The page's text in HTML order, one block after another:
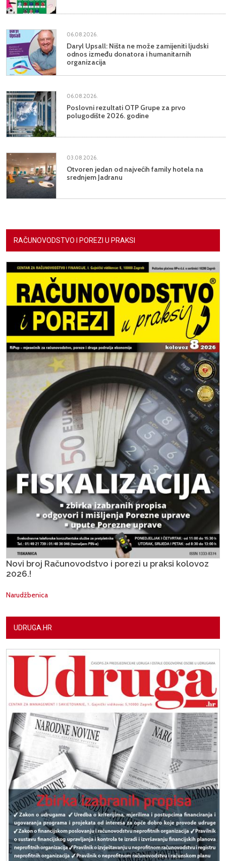
06.08.2026.
Daryl Upsall: Ništa ne može zamijeniti ljudski
odnos između donatora i humanitarnih
organizacija
06.08.2026.
Poslovni rezultati OTP Grupe za prvo
polugodište 2026. godine
03.08.2026.
Otvoren jedan od najvećih family hotela na
srednjem Jadranu
RAČUNOVODSTVO I POREZI U PRAKSI
Novi broj Računovodstvo i porezi u praksi kolovoz
2026.!
Narudžbenica
UDRUGA.HR